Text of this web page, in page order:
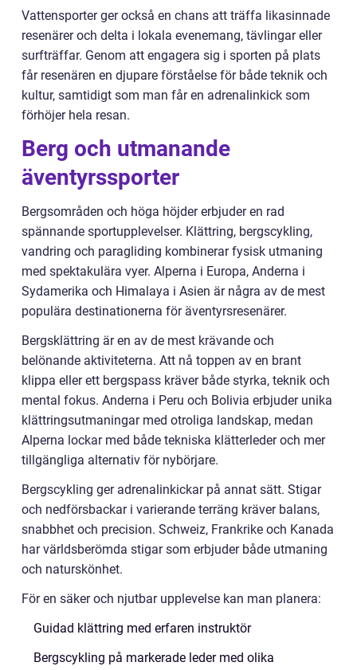
Vattensporter ger också en chans att träffa likasinnade
resenärer och delta i lokala evenemang, tävlingar eller
surfträffar. Genom att engagera sig i sporten på plats
får resenären en djupare förståelse för både teknik och
kultur, samtidigt som man får en adrenalinkick som
förhöjer hela resan.
Berg och utmanande
äventyrssporter
Bergsområden och höga höjder erbjuder en rad
spännande sportupplevelser. Klättring, bergscykling,
vandring och paragliding kombinerar fysisk utmaning
med spektakulära vyer. Alperna i Europa, Anderna i
Sydamerika och Himalaya i Asien är några av de mest
populära destinationerna för äventyrsresenärer.
Bergsklättring är en av de mest krävande och
belönande aktiviteterna. Att nå toppen av en brant
klippa eller ett bergspass kräver både styrka, teknik och
mental fokus. Anderna i Peru och Bolivia erbjuder unika
klättringsutmaningar med otroliga landskap, medan
Alperna lockar med både tekniska klätterleder och mer
tillgängliga alternativ för nybörjare.
Bergscykling ger adrenalinkickar på annat sätt. Stigar
och nedförsbackar i varierande terräng kräver balans,
snabbhet och precision. Schweiz, Frankrike och Kanada
har världsberömda stigar som erbjuder både utmaning
och naturskönhet.
För en säker och njutbar upplevelse kan man planera:
Guidad klättring med erfaren instruktör
Bergscykling på markerade leder med olika